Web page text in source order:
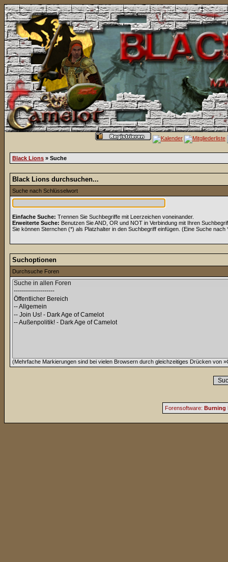
Black Lions » Suche
Black Lions durchsuchen...
Suche nach Schlüsselwort
Einfache Suche: Trennen Sie Suchbegriffe mit Leerzeichen voneinander.
Erweiterte Suche: Benutzen Sie AND, OR und NOT in Verbindung mit Ihren
Sie können Sternchen (*) als Platzhalter in den Suchbegriff einfügen. (Eine Suche
Suchoptionen
Durchsuche Foren
(Mehrfache Markierungen sind bei vielen Browsern durch gleichzeitiges Drücken von
Forensoftware: Burning